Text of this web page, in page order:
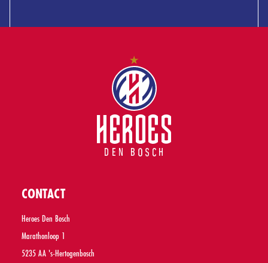
CONTACT
Heroes Den Bosch
Marathonloop 1
5235 AA 's-Hertogenbosch